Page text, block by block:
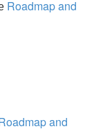
Roadmap and
and